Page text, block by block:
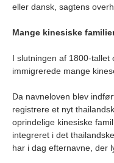
eller dansk, sagtens
Mange kinesiske
I slutningen af 1800-tallet
immigrerede mange
Da navneloven blev
registrere et nyt
oprindelige kinesiske
integreret i det
har i dag efternavne, der